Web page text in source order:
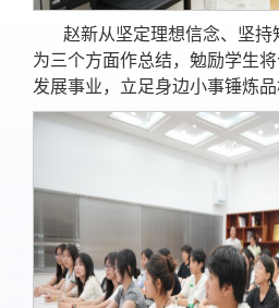
赵新从坚定理想信念、坚
为三个方面作总结，勉励学生
发展事业，立足身边小事锤炼品